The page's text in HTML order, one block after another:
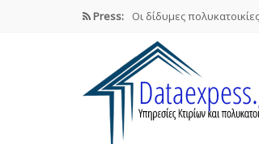
Press: Οι δίδυμες
Airbnb : Το οικονομικό
ΠΟΜΙΔΑ: Νόμιμες οι
Συστάσεις των γιατρών